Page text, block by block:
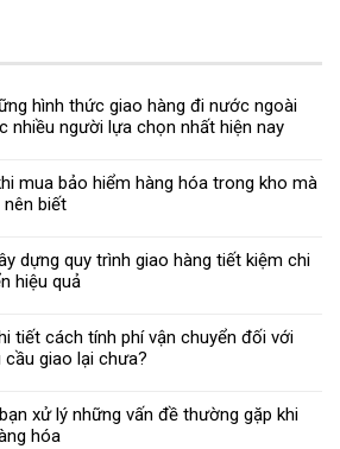
hình thức giao hàng đi nước ngoài
nhiều người lựa chọn nhất hiện nay
mua bảo hiểm hàng hóa trong kho mà
nên biết
dựng quy trình giao hàng tiết kiệm chi
hiệu quả
tiết cách tính phí vận chuyển đối với
giao lại chưa?
xử lý những vấn đề thường gặp khi
hóa